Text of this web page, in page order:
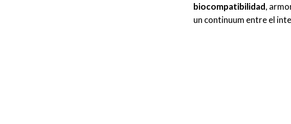
biocompatibilidad,
un continuum entre el